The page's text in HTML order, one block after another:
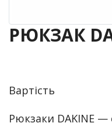
РЮКЗАК
Вартість
Рюкзаки DAKINE